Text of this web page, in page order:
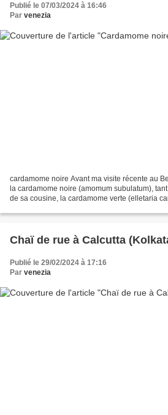
Publié le 07/03/2024 à 16:46
Par venezia
cardamome noire Avant ma visite récente au Bengale occidental, je snobais
la cardamome noire (amomum subulatum),
de sa cousine, la cardamome verte (elletaria
Chaï de rue à Calcutta
Publié le 29/02/2024 à 17:16
Par venezia